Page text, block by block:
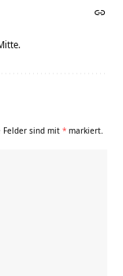
Felder sind mit * markiert.